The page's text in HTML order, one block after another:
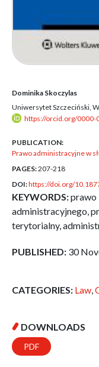
Dominika Skoczylas
Uniwersytet Szczeciński,
https://orcid.org/0000-
PUBLICATION:
Prawo administracyjne w
PAGES:207-218
DOI:https://doi.org/
KEYWORDS:prawo
administracyjnego,
terytorialny,
PUBLISHED: 30
CATEGORIES: Law,
DOWNLOADS
PDF